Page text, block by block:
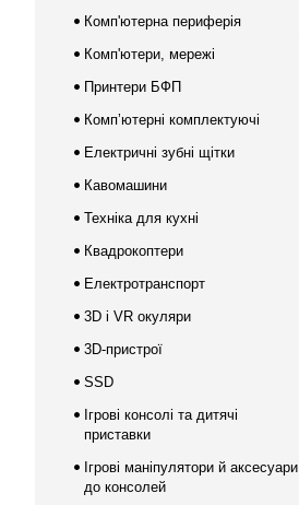
Комп'ютерна периферія
Комп'ютери, мережі
Принтери БФП
Компʼютерні комплектуючі
Електричні зубні щітки
Кавомашини
Техніка для кухні
Квадрокоптери
Електротранспорт
3D і VR окуляри
3D-пристрої
SSD
Ігрові консолі та дитячі
приставки
Ігрові маніпулятори й аксесуари
до консолей